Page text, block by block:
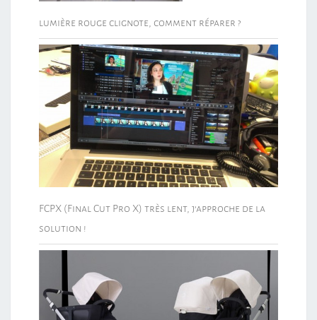
lumière rouge clignote, comment réparer ?
FCPX (Final Cut Pro X) très lent, j’approche de la
solution !